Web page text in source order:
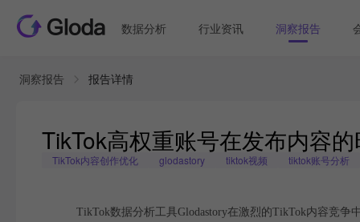
数据分析 行业资讯 洞察报告
洞察报告 报告详情
TikTok高权重账号在发布内容
TikTok内容创作优化 glodastory tiktok视频 tiktok账号分析
TikTok数据分析工具Glodastory在激烈的TikTok内容竞争